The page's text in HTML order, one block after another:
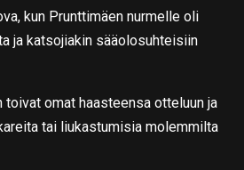
kun Prunttimäen nurmelle oli
ja katsojiakin sääolosuhteisiin
omat haasteensa otteluun ja
tai liukastumisia molemmilta